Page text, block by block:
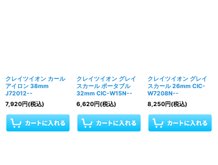
クレイツイオン カール
アイロン 38mm
J72012--
7,920円(税込)
クレイツイオン グレイ
スカール ポータブル
32mm CIC-W15N--
6,620円(税込)
クレイツイオン グレイ
スカール 26mm CIC-
W7208N--
8,250円(税込)